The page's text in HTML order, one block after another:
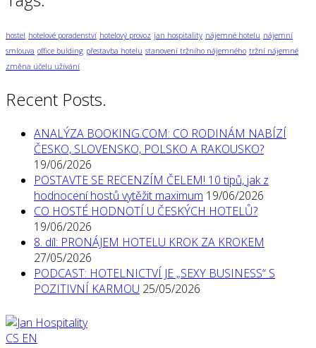
hostel hotelové poradenství hotelový provoz jan hospitality nájemné hotelu nájemní
smlouva office bulding přestavba hotelu stanovení tržního nájemného tržní nájemné
změna účelu užívání
Recent Posts.
ANALÝZA BOOKING.COM: CO RODINÁM NABÍZÍ
ČESKO, SLOVENSKO, POLSKO A RAKOUSKO?
19/06/2026
POSTAVTE SE RECENZÍM ČELEM! 10 tipů, jak z
hodnocení hostů vytěžit maximum 19/06/2026
CO HOSTÉ HODNOTÍ U ČESKÝCH HOTELŮ?
19/06/2026
8. díl: PRONÁJEM HOTELU KROK ZA KROKEM
27/05/2026
PODCAST: HOTELNICTVÍ JE „SEXY BUSINESS“ S
POZITIVNÍ KARMOU 25/05/2026
CS EN